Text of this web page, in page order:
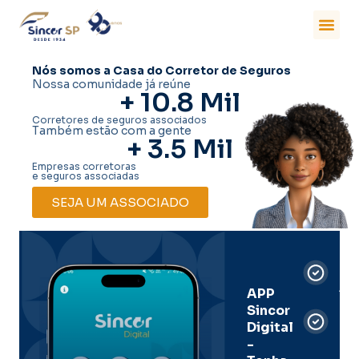
Nós somos a Casa do Corretor de Seguros
Nossa comunidade já reúne
+ 10.8 Mil
Corretores de seguros associados
Também estão com a gente
+ 3.5 Mil
Empresas corretoras
e seguros associadas
SEJA UM ASSOCIADO
APP
Sincor
Digital
-